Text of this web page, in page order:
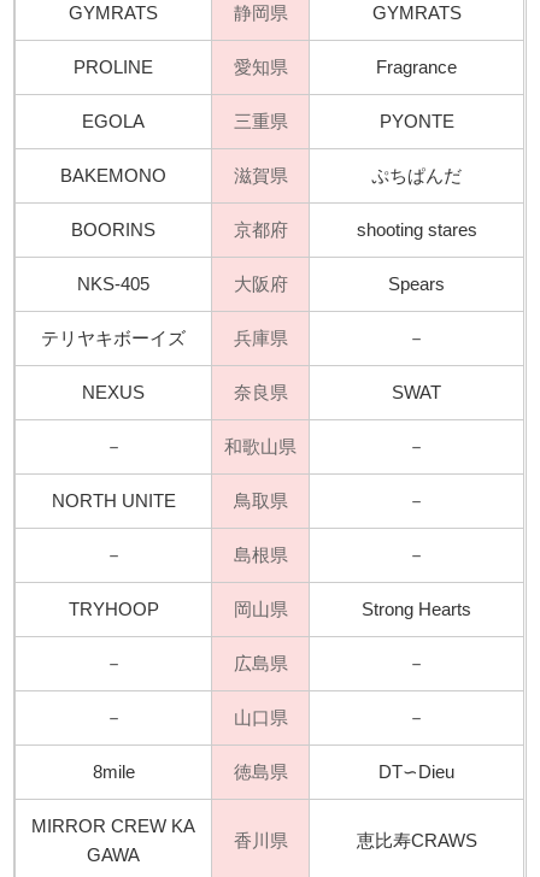
GYMRATS 静岡県 GYMRATS
PROLINE 愛知県 Fragrance
EGOLA 三重県 PYONTE
BAKEMONO 滋賀県 ぷちぱんだ
BOORINS 京都府 shooting stares
NKS-405 大阪府 Spears
テリヤキボーイズ 兵庫県 －
NEXUS 奈良県 SWAT
－ 和歌山県 －
NORTH UNITE 鳥取県 －
－ 島根県 －
TRYHOOP 岡山県 Strong Hearts
－ 広島県 －
－ 山口県 －
8mile 徳島県 DT∽Dieu
MIRROR CREW KA
GAWA
香川県 恵比寿CRAWS